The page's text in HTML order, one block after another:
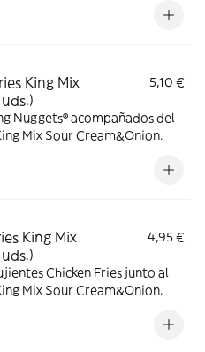
King Mix
5,10 €
Nuggets® acompañados del
Mix Sour Cream&Onion.
King Mix
4,95 €
Chicken Fries junto al
Mix Sour Cream&Onion.